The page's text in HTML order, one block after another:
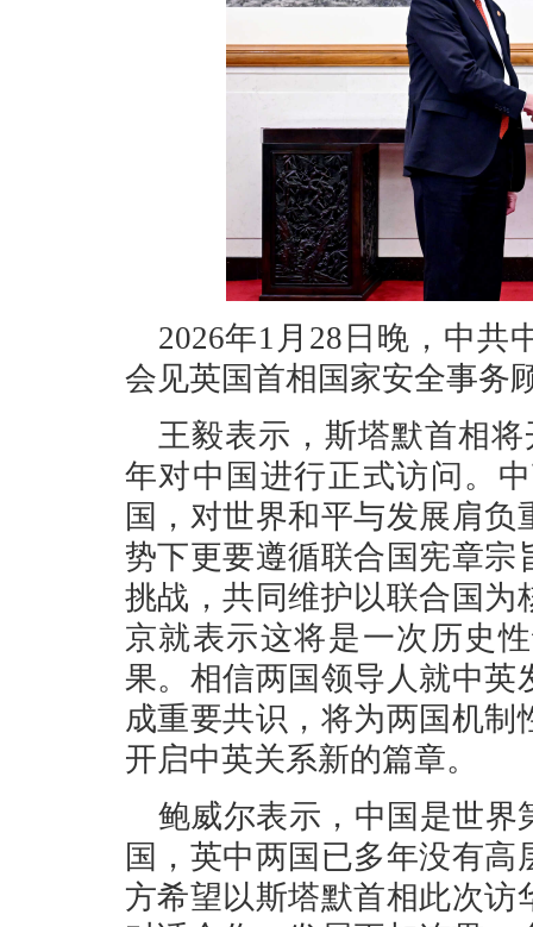
2026年1月28日晚，中共
会见英国首相国家安全事务
王毅表示，斯塔默首相
年对中国进行正式访问。
国，对世界和平与发展肩
势下更要遵循联合国宪章
挑战，共同维护以联合国
京就表示这将是一次历史
果。相信两国领导人就中
成重要共识，将为两国机
开启中英关系新的篇章。
鲍威尔表示，中国是世界
国，英中两国已多年没有
方希望以斯塔默首相此次